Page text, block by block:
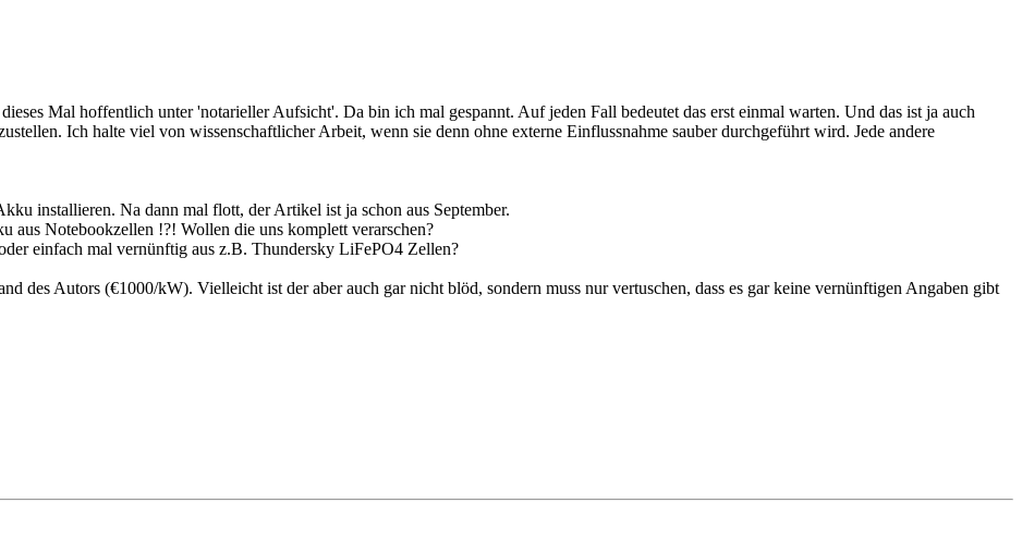
Mal hoffentlich unter 'notarieller Aufsicht'. Da bin ich mal gespannt. Auf jeden Fall bedeutet das erst einmal warten. Und das ist ja auch
Ich halte viel von wissenschaftlicher Arbeit, wenn sie denn ohne externe Einflussnahme sauber durchgeführt wird. Jede andere
installieren. Na dann mal flott, der Artikel ist ja schon aus September.
aus Notebookzellen !?! Wollen die uns komplett verarschen?
einfach mal vernünftig aus z.B. Thundersky LiFePO4 Zellen?
des Autors (€1000/kW). Vielleicht ist der aber auch gar nicht blöd, sondern muss nur vertuschen, dass es gar keine vernünftigen Angaben gibt